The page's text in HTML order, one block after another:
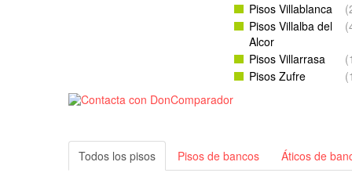
Pisos Villablanca
Pisos Villalba del
Alcor
Pisos Villarrasa
Pisos Zufre
Todos los pisos Pisos de bancos Áticos de